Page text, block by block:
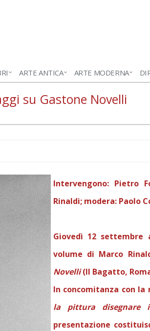
ARTE ANTICA ARTE MODERNA
su Gastone Novelli
Intervengono: Pietro
Rinaldi; modera: Paolo
Giovedì 12 settembre
volume di Marco
Novelli(Il Bagatto,
In concomitanza con
la pittura disegnare
presentazione